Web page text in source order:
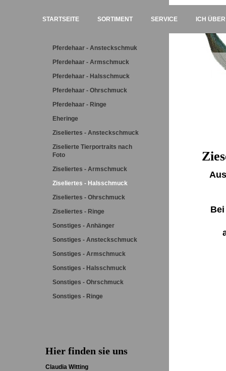
STARTSEITE SORTIMENT SERVICE ICH
Pferdehaar - Ansteckschmuk
Pferdehaar - Armschmuck
Pferdehaar - Halsschmuck
Pferdehaar - Ohrschmuck
Pferdehaar - Ringe
Eheringe
Ziseliertes - Ansteckschmuck
Ziselierte Tierportraits nach
Foto
Ziseliertes - Armschmuck
Ziseliertes - Halsschmuck
Ziseliertes - Ohrschmuck
Ziseliertes - Ringe
Sonstiges - Anhänger
Sonstiges - Ansteckschmuck
Sonstiges - Armschmuck
Sonstiges - Halsschmuck
Sonstiges - Ohrschmuck
Sonstiges - Ringe
Hier finden sie uns
Claudia Witting